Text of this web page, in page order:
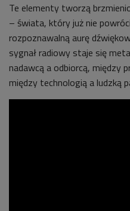
Te elementy tworzą
– świata, który już nie
rozpoznawalną aurę
sygnał radiowy staje się
nadawcą a odbiorcą, między
między technologią a ludzką